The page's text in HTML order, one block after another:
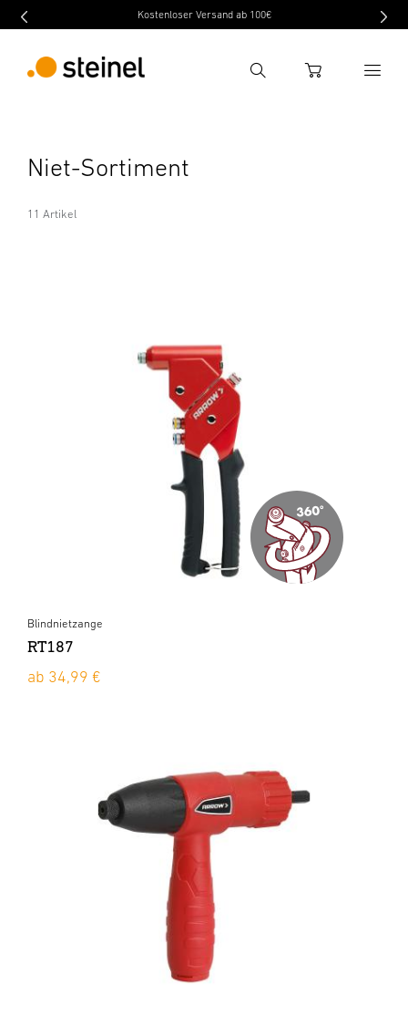
Kostenloser Versand ab 100€
Suche
Suche
WARENKORB
Niet-Sortiment
11 Artikel
Blindnietzange
RT187
ab 34,99 €